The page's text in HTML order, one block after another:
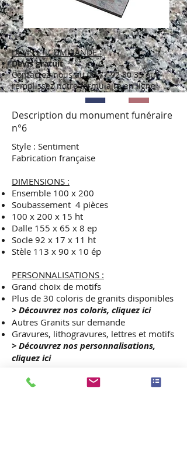
DEVIS ET COMMANDE :
Devis gratuit
Contactez-nous au06 77 92 80 33ou
remplissez notre formulaire en ligne
Description du monument funéraire
n°6
Style : Sentiment
Fabrication française
DIMENSIONS :
Ensemble 100 x 200
Soubassement 4 pièces
100 x 200 x 15 ht
Dalle 155 x 65 x 8 ep
Socle 92 x 17 x 11 ht
Stèle 113 x 90 x 10 ép
PERSONNALISATIONS :
Grand choix de motifs
Plus de 30 coloris de granits disponibles
> Découvrez nos coloris, cliquez ici
Autres Granits sur demande
Gravures, lithogravures, lettres et motifs
> Découvrez nos personnalisations,
cliquez ici